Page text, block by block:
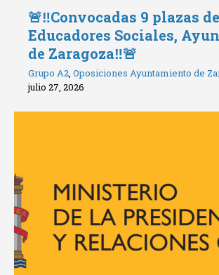
🚨‼️Convocadas 9 plazas de
Educadores Sociales,
de Zaragoza‼️🚨
Grupo A2, Oposiciones Ayuntamiento de
julio 27, 2026